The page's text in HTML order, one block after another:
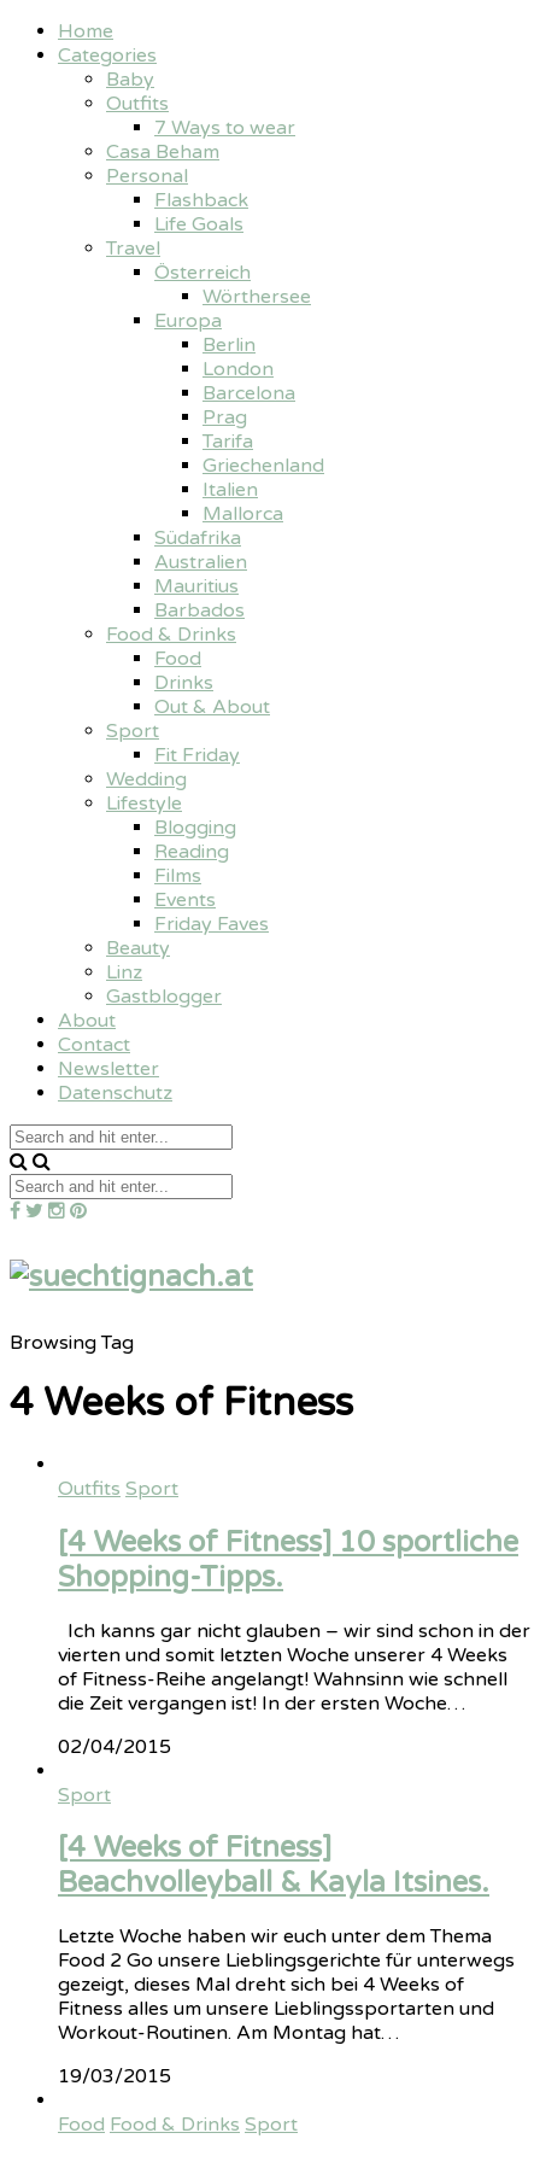
Home
Categories
Baby
Outfits
7 Ways to wear
Casa Beham
Personal
Flashback
Life Goals
Travel
Österreich
Wörthersee
Europa
Berlin
London
Barcelona
Prag
Tarifa
Griechenland
Italien
Mallorca
Südafrika
Australien
Mauritius
Barbados
Food & Drinks
Food
Drinks
Out & About
Sport
Fit Friday
Wedding
Lifestyle
Blogging
Reading
Films
Events
Friday Faves
Beauty
Linz
Gastblogger
About
Contact
Newsletter
Datenschutz
Browsing Tag
4 Weeks of Fitness
Outfits Sport
[4 Weeks of Fitness] 10 sportliche
Shopping-Tipps.
Ich kanns gar nicht glauben – wir sind schon in der
vierten und somit letzten Woche unserer 4 Weeks
of Fitness-Reihe angelangt! Wahnsinn wie schnell
die Zeit vergangen ist! In der ersten Woche…
02/04/2015
Sport
[4 Weeks of Fitness]
Beachvolleyball & Kayla Itsines.
Letzte Woche haben wir euch unter dem Thema
Food 2 Go unsere Lieblingsgerichte für unterwegs
gezeigt, dieses Mal dreht sich bei 4 Weeks of
Fitness alles um unsere Lieblingssportarten und
Workout-Routinen. Am Montag hat…
19/03/2015
Food Food & Drinks Sport